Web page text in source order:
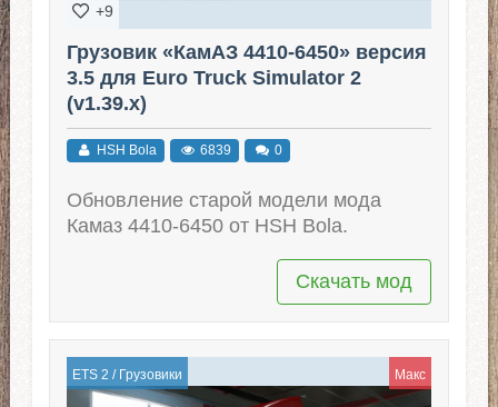
+9
Грузовик «КамАЗ 4410-6450» версия
3.5 для Euro Truck Simulator 2
(v1.39.x)
HSH Bola 6839 0
Обновление старой модели мода
Камаз 4410-6450 от HSH Bola.
Скачать мод
ETS 2 / Грузовики Макс